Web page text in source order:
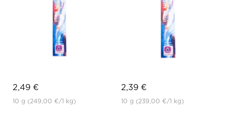
2,49 €
10 g (249,00 €/1 kg)
2,39 €
10 g (239,00 €/1 kg)